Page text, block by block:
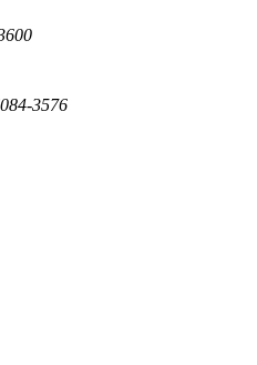
3576